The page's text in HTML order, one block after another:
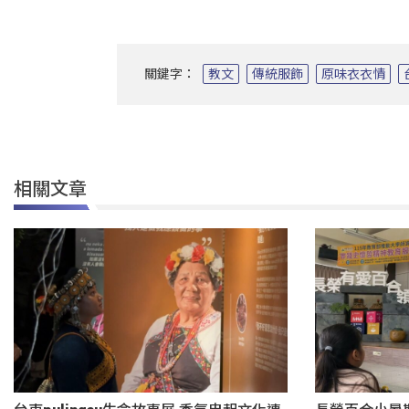
關鍵字： 教文 傳統服飾 原味衣衣情
相關文章